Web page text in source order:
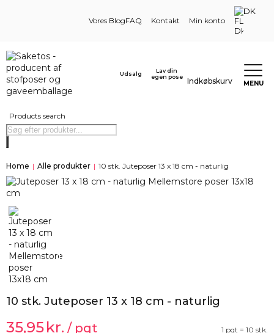
Vores BlogFAQ Kontakt Min konto
DK
Products search
Udsalg
Lav din
egen pose
Indkøbskurv MENU
Home | Alle produkter | 10 stk. Juteposer 13 x 18 cm - naturlig
10 stk. Juteposer 13 x 18 cm - naturlig
35,95kr. / pqt
1 pqt = 10 stk.